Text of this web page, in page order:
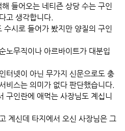
들어오는 네티즌 상당 수는 구인
고 생각합니다.
시로 들어가 봤지만 양질의 구인
노무직이나 아르바이트가 대분입
터넷이 아닌 무가지 신문으로도 충
비스는 의미가 없다 판단했습니다.
구인란에 애먹는 사장님도 계십니
계신데 타지에서 오신 사장님은 그